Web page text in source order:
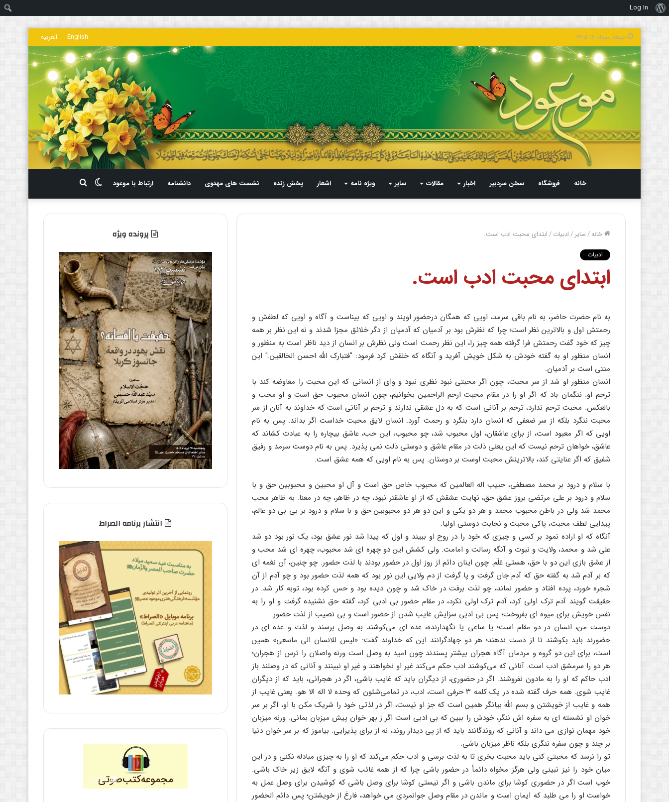
درباره
وردپرس
Log In
جمعه, مرداد ۱۶ ۱۴۰۵ English العربیه
خانه فروشگاه سخن سردبیر اخبار مقالات سایر ویژه نامه اشعار پخش زنده نشست های مهدوی دانشنامه ارتباط با موعود
برای
تغییر
پوسته
خانه/سایر /ادبیات/ابتدای محبت ادب است.
ادبیات
ابتدای محبت ادب است.
به نام حضرت حاضر، به نام باقی سرمد، اویی که همگان درحضور اویند و اویی که بیناست و آگاه و اویی که لطفش و
رحمتش اول و بالاترین نظر است؛ چرا که نظرش بود بر آدمیان که آدمیان از دگر خلائق مجزا شدند و نه این نظر بر همه
چیز که خود گفت رحمتش فرا گرفته همه چیز را، این نظر رحمت است ولی نظرش بر انسان از دید ناظر است به منظور و
انسان منظور او به گفته خودش به شکل خویش آفرید و آنگاه که خلقش کرد فرمود: "فتبارک الله احسن الخالقین." این
منتی است بر آدمیان.
انسان منظور او شد از سر محبت، چون اگر محبتی نبود نظری نبود و وای از انسانی که این محبت را معاوضه کند با
ترحم او. ننگمان باد که اگر او را در مقام محبت ارحم الراحمین بخوانیم، چون انسان محبوب حق است و او محب و
بالعکس. محبت ترحم ندارد، ترحم بر آنانی است که به دل عشقی ندارند و ترحم بر آنانی است که خداوند به آنان از سر
محبت ننگرد بلکه از سر ضعفی که انسان دارد بنگرد و رحمت آورد. انسان لایق محبت خداست اگر بداند. پس به نام
اویی که اگر معبود است، از برای عاشقان، اول محبوب شد، چو محبوب، این حب، عاشق بیچاره را به عبادت کشاند که
عاشق، خواهان ترحم نیست که این یعنی ذلت در مقام عاشق و دوستی ذلت نمی پذیرد. پس به نام دوست سرمد و رفیق
شفیق که اگر عنایتی کند، بالاترینش محبت اوست بر دوستان. پس به نام اویی که همه عشق است.
با سلام و درود بر محمد مصطفی، حبیب اله العالمین که محبوب خاص حق است و آل او محبین و محبوبین حق و با
سلام و درود بر علی مرتضی بروز عشق حق، نهایت عشقش که از او عاشقتر نبود، چه در ظاهر، چه در معنا. به ظاهر محب
محمد شد ولی در باطن محبوب محمد و هر دو یکی و این دو هر دو محبوبین حق و با سلام و درود بر بی بی دو عالم،
پیدایی لطف محبت، پاکی محبت و نجابت دوستی اولیا.
آنگاه که او اراده نمود بر کسی و چیزی که خود را در روح او ببیند و اول که پیدا شد نور عشق بود، یک نور بود دو شد
علی شد و محمد، ولایت و نبوت و آنگه رسالت و امامت. ولی کشش این دو چهره ای شد محبوب، چهره ای شد محب و
از عشق بازی این دو با حق، هستی عَلَم. چون اینان دائم از روز اول در حضور بودند با لذت حضور. چو چنین، آن نغمه ای
که بر آدم شد به گفته حق که آدم جان گرفت و پا گرفت از دم ولایی این نور بود که همه لذت حضور بود و چو آدم از آن
شجره خورد، پرده افتاد و حضور نماند، چو لذت برفت در خاک شد و چون دیده بود و حس کرده بود، توبه کار شد. در
حقیقت گویند آدم ترک اولی کرد، آدم ترک اولی نکرد، در مقام حضور بی ادبی کرد، گفته حق نشنیده گرفت و او را به
نفس خویش برای میوه ای بفروخت؛ پس بی ادبی سزایش غایب شدن از حضور است و بی نصیب از لذت حضور.
دوست من، انسان در دو مقام است؛ یا ساعی یا نگهدارنده، عده ای می‌کوشند به وصل برسند و لذت و عده ای در
حضورند باید بکوشند تا از دست ندهند؛ هر دو جهادگرانند این که خداوند گفت: «لیس للانسان الی ماسعی» همین
است، برای این دو گروه و مردمان آگاه هجران بیشتر پسندند چون امید به وصل است ورنه واصلان را ترس از هجران؛
هر دو را سرمشق ادب است. آنانی که می‌کوشند ادب حکم می‌کند غیر او نخواهند و غیر او نبینند و آنانی که در وصلند باز
ادب حاکم که او را به مادون نفروشند. اگر در حضوری، از دیگران باید که غایب باشی، اگر در هجرانی، باید که از دیگران
غایب شوی. همه حرف گفته شده در یک کلمه ۳ حرفی است، ادب، در تمامی‌شئون که وحده لا اله الا هو. یعنی غایب از
همه و غایب از خویشتن و بسم الله بیانگر همین است که جز او نیست، اگر در لذتی خود را شریک مکن با او، اگر بر سر
خوان او نشسته ای به سفره اش ننگر، خودش را ببین که بی ادبی است اگر ز بهر خوان پیش میزبان بمانی. ورنه میزبان
خود مهمان نوازی می داند و آنانی که روندگانند باید که از پی دیدار روند، نه از برای پذیرایی. بیاموز که بر سر خوان دنیا
بر چند و چون سفره ننگری بلکه ناظر میزبان باشی.
تو را نرسد که محبتی کنی باید محبت بخری تا به لذت برسی و ادب حکم می‌کند که او را به چیزی مبادله نکنی و در این
میان خود را نیز نبینی ولی هرگز مخواه دائمأ در حضور باشی چرا که از همه غائب شوی و آنگه لایق زیر خاک باشی.
خوب است اگر در حضوری کوشا برای ماندن باشی و اگر نیستی کوشا برای وصل باشی که کوشیدن برای وصل عمل به
خواست او را می طلبد که ایمان است و ماندن در مقام وصل جوانمردی می خواهد، فارغ از خویشتن؛ پس دائم الحضور
پرونده ویژه
انتشار برنامه الصراط